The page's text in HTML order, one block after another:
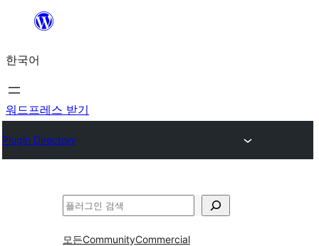
츠
로
바
가
한국어
워드프레스 받기
Plugin Directory
검
모든CommunityCommercial